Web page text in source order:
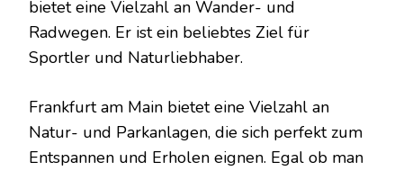
bietet eine Vielzahl an Wander- und
Radwegen. Er ist ein beliebtes Ziel für
Sportler und Naturliebhaber.
Frankfurt am Main bietet eine Vielzahl an
Natur- und Parkanlagen, die sich perfekt zum
Entspannen und Erholen eignen. Egal ob man